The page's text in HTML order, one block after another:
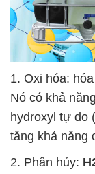
1. Oxi hóa:
Nó có khả
hydroxyl tự do
tăng khả năng
2. Phân hủy: